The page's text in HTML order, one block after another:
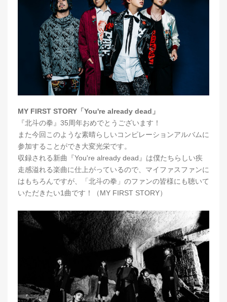
MY FIRST STORY「You're already dead」
『北斗の拳』35周年おめでとうございます！
また今回このような素晴らしいコンピレーションアルバムに
参加することができ大変光栄です。
収録される新曲『You're already dead』は僕たちらしい疾
走感溢れる楽曲に仕上がっているので、マイファスファンに
はもちろんですが、「北斗の拳」のファンの皆様にも聴いて
いただきたい1曲です！（MY FIRST STORY）